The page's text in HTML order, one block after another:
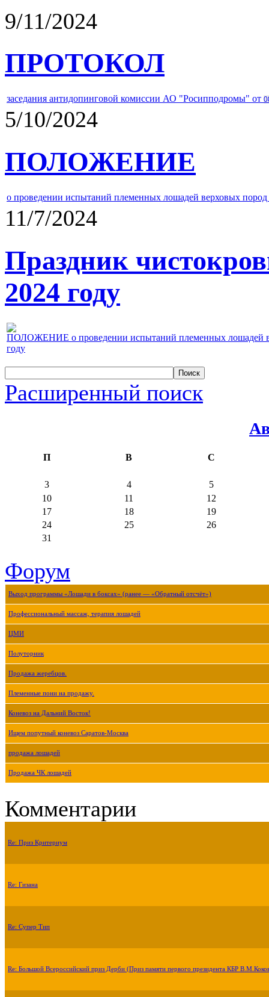
9/11/2024
ПРОТОКОЛ
заседания антидопинговой комиссии АО "Росипподромы" от
5/10/2024
ПОЛОЖЕНИЕ
о проведении испытаний племенных лошадей верховых
11/7/2024
Праздник
2024 году
ПОЛОЖЕНИЕ о проведении испытаний племенных лошадей
году
Расширенный поиск
П В С
3 4
5
10
11
12
17
18
19
24
25
26
31
Форум
Выход программы «Лошади в боксах» (ранее — «Обратный отсчёт»)
Профессиональный массаж, терапия лошадей
ЦМИ
Полуторник
Продажа жеребцов.
Племенные пони на продажу.
Коневоз на Дальний Восток!
Ищем попутный коневоз Саратов-Москва
продажа лошадей
Продажа ЧК лошадей
Комментарии
Re: Приз Критериум
Re: Гизана
Re: Супер Тип
Re: Большой Всероссийский приз Дерби (Приз памяти первого президента КБР